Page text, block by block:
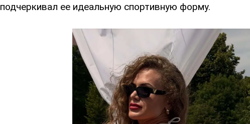
подчеркивал ее идеальную спортивную форму.